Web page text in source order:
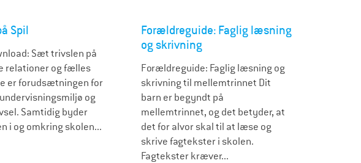
Spil
Sæt trivslen på
relationer og fælles
er forudsætningen for
og
Samtidig byder
i og omkring skolen...
Forældreguide: Faglig læsning
og skrivning
Forældreguide: Faglig læsning og
skrivning til mellemtrinnet Dit
barn er begyndt på
mellemtrinnet, og det betyder, at
det for alvor skal til at læse og
skrive fagtekster i skolen.
Fagtekster kræver...